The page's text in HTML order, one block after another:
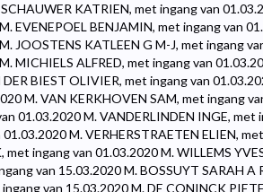
KATRIEN, met ingang van
EVENEPOEL BENJAMIN, met ingang van
JOOSTENS KATLEEN G M-J, met ingang
MICHIELS ALFRED, met ingang van
BIEST OLIVIER, met ingang van
M. VAN KERKHOVEN SAM, met ingang
01.03.2020 M. VANDERLINDEN INGE, met
M. VERHERSTRAETEN ELIEN,
met ingang van 01.03.2020 M. WILLEMS
van 15.03.2020 M. BOSSUYT SARAH A
ingang van 15.03.2020 M. DE CONINCK